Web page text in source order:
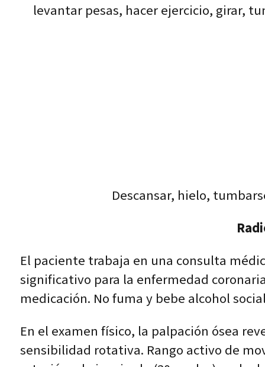
levantar pesas, hacer ejercicio, girar,
Descansar, hielo,
El paciente trabaja en una consulta
significativo para la enfermedad
medicación. No fuma y bebe alcohol
En el examen físico, la palpación ósea
sensibilidad rotativa. Rango activo de